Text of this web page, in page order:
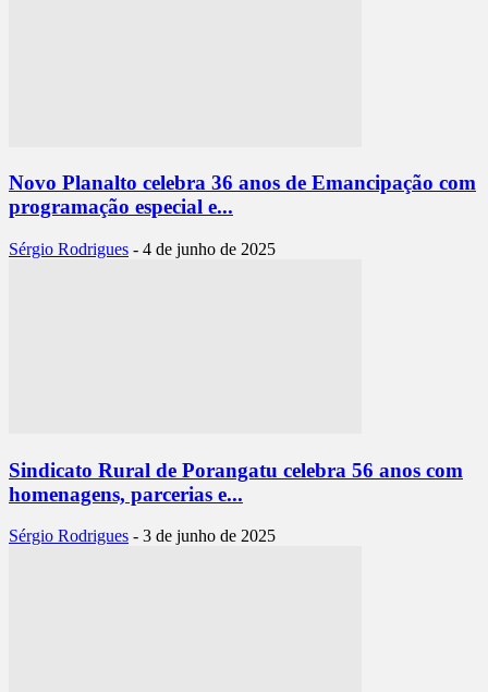
Novo Planalto celebra 36 anos de Emancipação com
programação especial e...
Sérgio Rodrigues - 4 de junho de 2025
Sindicato Rural de Porangatu celebra 56 anos com
homenagens, parcerias e...
Sérgio Rodrigues - 3 de junho de 2025